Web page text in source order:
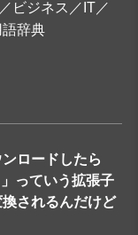
ビジネス／IT／
辞典
ロードしたら
っていう拡張子
されるんだけど